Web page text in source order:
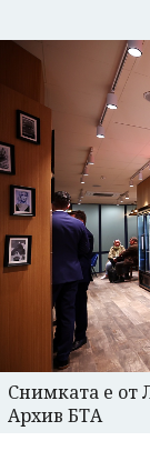
Снимката е от
Архив БТА